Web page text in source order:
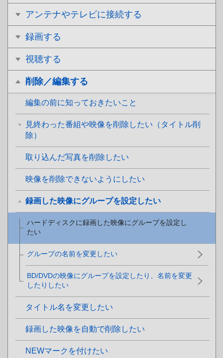
アンテナやテレビに接続する
録画する
視聴する
削除／編集する
編集の前に知っておきたいこと
見終わった番組や映像を削除したい（タイトル削
除）
取り込んだ写真を削除したい
映像を削除できないようにしたい
録画した映像にグループを設定したい
ハードディスクに録画した映像にグループを設定し
たい
グループの名前を変更したい
BD/DVDの映像にグループを設定したり、名前を変更
したりしたい
タイトル名を変更したい
録画した映像を自動で削除したい
NEWマークを付けたい